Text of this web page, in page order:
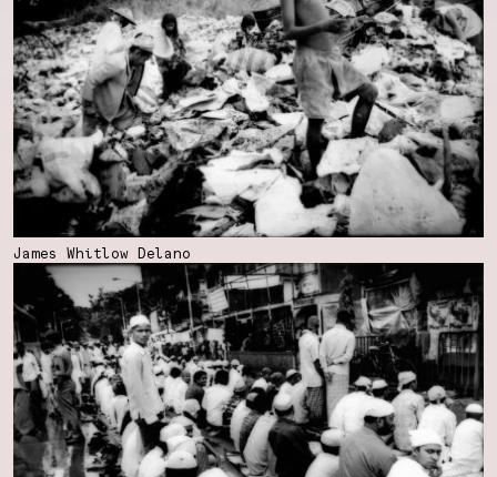
James Whitlow Delano